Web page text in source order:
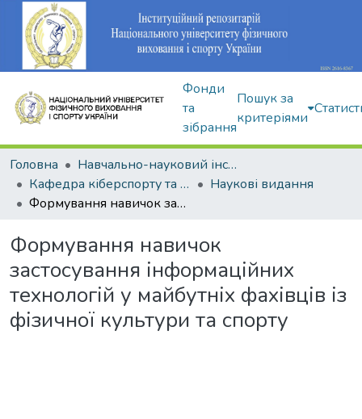
Фонди
та
зібрання
Пошук за
критеріями
Головна
Навчально-науковий інститут здоров'я, реабілітації та фізичного виховання
Кафедра кіберспорту та інформаційних технологій
Наукові видання
Формування навичок застосування інформаційних технологій у майбутніх фахівців із фізичної культури та спорту
Формування навичок
застосування інформаційних
технологій у майбутніх фахівців із
фізичної культури та спорту